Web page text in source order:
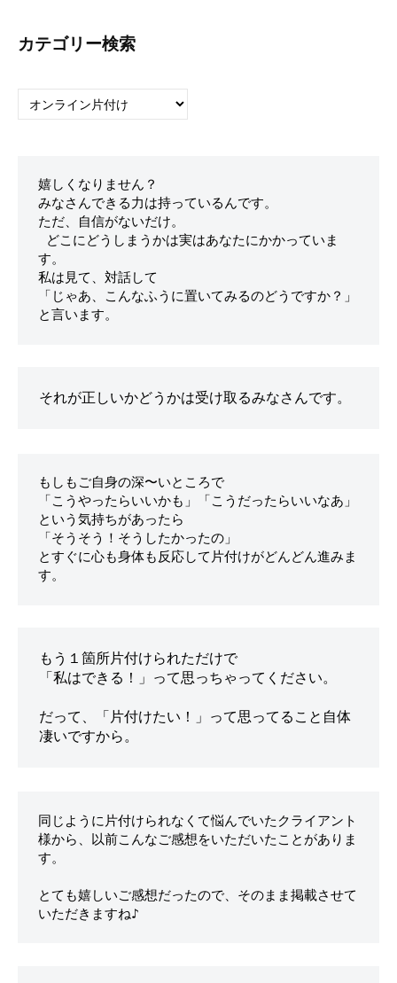
カテゴリー検索
カ
嬉しくなりません？
みなさんできる力は持っているんです。
ただ、自信がないだけ。
す。
私は見て、対話して
「じゃあ、こんなふうに置いてみるのどうですか？」
もしもご自身の深〜いところで
「こうやったらいいかも」「こうだったらいいなあ」
という気持ちがあったら
「そうそう！そうしたかったの」
とすぐに心も身体も反応して片付けがどんどん進みま
もう１箇所片付けられただけで
「私はできる！」って思っちゃってください。
だって、「片付けたい！」って思ってること自体
同じように片付けられなくて悩んでいたクライアント
様から、以前こんなご感想をいただいたことがありま
す。
とても嬉しいご感想だったので、そのまま掲載させて